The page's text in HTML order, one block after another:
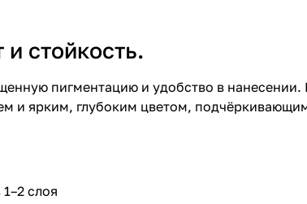
стойкость.
пигментацию и удобство в
и ярким, глубоким цветом,
слоя